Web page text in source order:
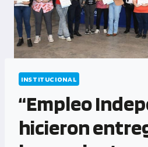
INSTITUCIONAL
“Empleo
hicieron